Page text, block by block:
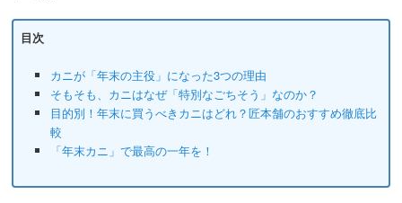
目次
カニが「年末の主役」になった3つの理由
そもそも、カニはなぜ「特別なごちそう」なのか？
目的別！年末に買うべきカニはどれ？匠本舗のおすすめ徹底比
較
「年末カニ」で最高の一年を！